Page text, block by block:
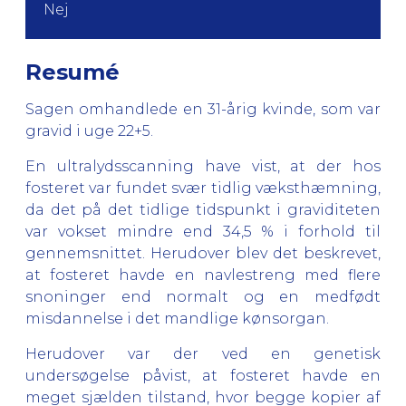
Nej
Resumé
Sagen omhandlede en 31-årig kvinde, som var
gravid i uge 22+5.
En ultralydsscanning have vist, at der hos
fosteret var fundet svær tidlig væksthæmning,
da det på det tidlige tidspunkt i graviditeten
var vokset mindre end 34,5 % i forhold til
gennemsnittet. Herudover blev det beskrevet,
at fosteret havde en navlestreng med flere
snoninger end normalt og en medfødt
misdannelse i det mandlige kønsorgan.
Herudover var der ved en genetisk
undersøgelse påvist, at fosteret havde en
meget sjælden tilstand, hvor begge kopier af